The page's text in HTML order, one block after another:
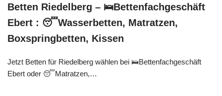
Betten Riedelberg – 🛌Bettenfachgeschäft
Ebert : 😴Wasserbetten, Matratzen,
Boxspringbetten, Kissen
Jetzt Betten für Riedelberg wählen bei 🛌Bettenfachgeschäft
Ebert oder 😴Matratzen,…